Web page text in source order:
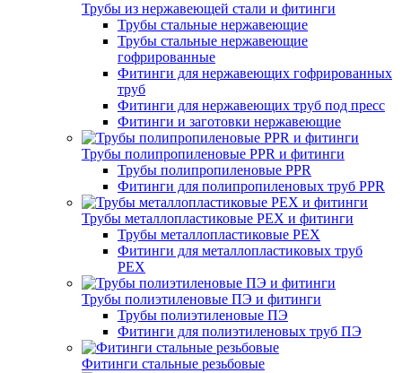
Трубы из нержавеющей стали и фитинги
Трубы стальные нержавеющие
Трубы стальные нержавеющие
гофрированные
Фитинги для нержавеющих гофрированных
труб
Фитинги для нержавеющих труб под пресс
Фитинги и заготовки нержавеющие
Трубы полипропиленовые PPR и фитинги
Трубы полипропиленовые PPR
Фитинги для полипропиленовых труб PPR
Трубы металлопластиковые PEX и фитинги
Трубы металлопластиковые PEX
Фитинги для металлопластиковых труб
PEX
Трубы полиэтиленовые ПЭ и фитинги
Трубы полиэтиленовые ПЭ
Фитинги для полиэтиленовых труб ПЭ
Фитинги стальные резьбовые